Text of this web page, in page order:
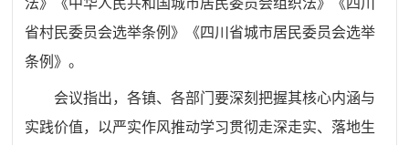
法》《中华人民共和国城市居民委员会组织法》《四川
省村民委员会选举条例》《四川省城市居民委员会选举
条例》。
会议指出，各镇、各部门要深刻把握其核心内涵与
实践价值，以严实作风推动学习贯彻走深走实、落地生